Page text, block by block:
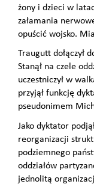
żony i dzieci w
załamania
opuścić wojsko.
Traugutt dołączył
Stanął na czele
uczestniczył w
przyjął funkcję
pseudonimem
Jako dyktator
reorganizacji
podziemnego
oddziałów
jednolitą